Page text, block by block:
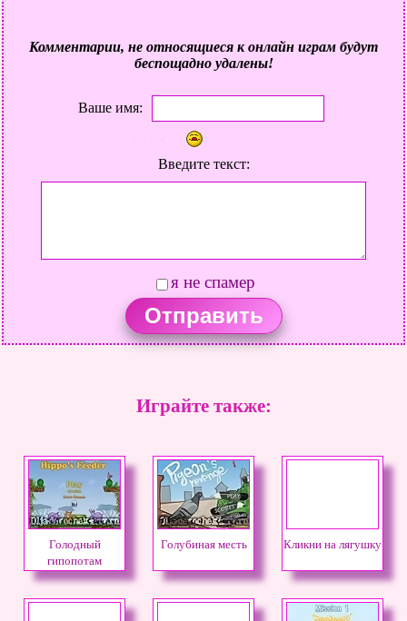
Комментарии, не относящиеся к онлайн играм будут
беспощадно удалены!
Ваше имя:
Введите текст:
я не спамер
Играйте также:
Голодный
гипопотам
Голубиная месть Кликни на лягушку